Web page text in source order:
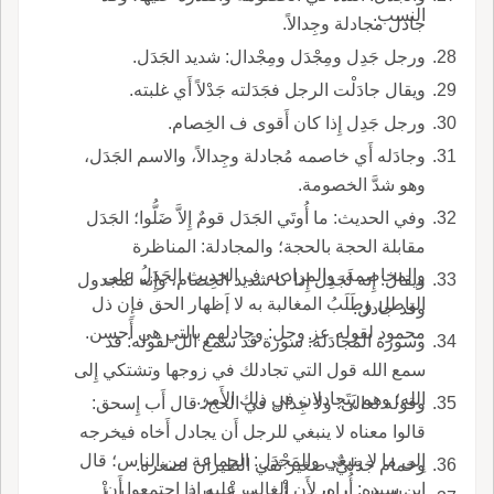
النسب.
جادل مجادلة وجِدالاً.
ورجل جَدِل ومِجْدَل ومِجْدال: شديد الجَدَل.
ويقال جادَلْت الرجل فجَدَلته جَدْلاً أَي غلبته.
ورجل جَدِل إِذا كان أَقوى ف الخِصام.
وجادَله أَي خاصمه مُجادلة وجِدالاً، والاسم الجَدَل،
وهو شدَّ الخصومة.
وفي الحديث: ما أُوتَي الجَدَل قومٌ إِلاَّ ضَلُّوا؛ الجَدَل
مقابلة الحجة بالحجة؛ والمجادلة: المناظرة
والمخاصمة، والمراد به ف الحديث الجَدَلُ على
الباطل وطَلَبُ المغالبة به لا إَظهار الحق فإِن ذل
محمود لقوله عز وجل: وجادلهم بالتي هي أَحسن.
ويقال: إِنه لَجَدِل إِذا كا شديد الخِصام، وإِنه لمجدول
وقد جادل.
وسورة المُجادَلة: سورة قد سمع الل لقوله: قد
سمع الله قول التي تجادلك في زوجها وتشتكي إِلى
الله؛ وهم يَتَجادلان في ذلك الأَمر.
وقوله تعالى: ولا جِدال في الحج؛ قال أَب إِسحق:
قالوا معناه لا ينبغي للرجل أَن يجادل أَخاه فيخرجه
إِلى ما لا ينبغي والمَجْدَل: الجماعة من الناس؛ قال
ابن سيده: أُراه، لأَن الغالب عليه إِذا اجتمعوا أَن
وحَمام جَدَليٌّ: صغير ثقي الطيران لصغره.